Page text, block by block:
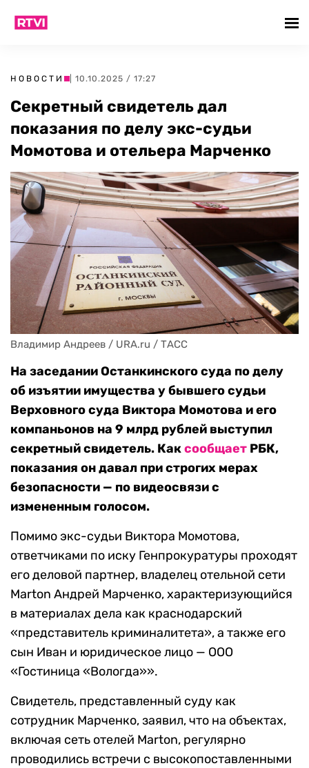
НОВОСТИ | 10.10.2025 / 17:27
Секретный свидетель дал
показания по делу экс-судьи
Момотова и отельера Марченко
Владимир Андреев / URA.ru / ТАСС
На заседании Останкинского суда по делу
об изъятии имущества у бывшего судьи
Верховного суда Виктора Момотова и его
компаньонов на 9 млрд рублей выступил
секретный свидетель. Каксообщает РБК,
показания он давал при строгих мерах
безопасности — по видеосвязи с
измененным голосом.
Помимо экс-судьи Виктора Момотова,
ответчиками по иску Генпрокуратуры проходят
его деловой партнер, владелец отельной сети
Marton Андрей Марченко, характеризующийся
в материалах дела как краснодарский
«представитель криминалитета», а также его
сын Иван и юридическое лицо — ООО
«Гостиница «Вологда»».
Свидетель, представленный суду как
сотрудник Марченко, заявил, что на объектах,
включая сеть отелей Marton, регулярно
проводились встречи с высокопоставленными